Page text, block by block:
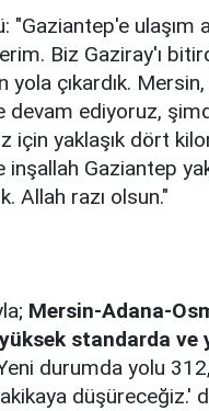
"Gaziantep'e ulaşım
Biz Gaziray'ı
çıkardık.
ediyoruz,
yaklaşık dört
Gaziantep
Allah razı olsun."
Mersin-Adana-
standarda ve
durumda yolu
düşüreceğiz.'